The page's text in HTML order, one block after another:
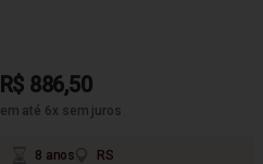
R$ 886,50
em até 6x sem juros
8 anos RS